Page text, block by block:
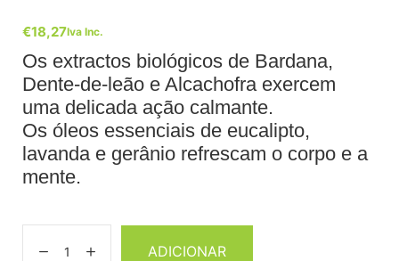
€18,27Iva Inc.
Os extractos biológicos de Bardana,
Dente-de-leão e Alcachofra exercem
uma delicada ação calmante.
Os óleos essenciais de eucalipto,
lavanda e gerânio refrescam o corpo e a
mente.
ADICIONAR